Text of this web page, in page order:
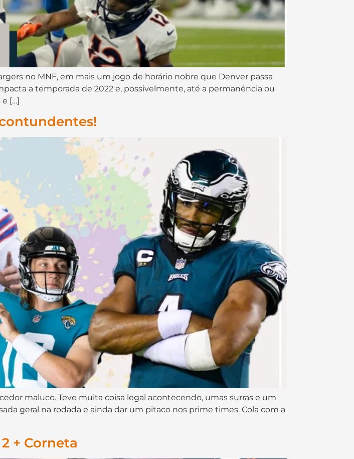
no MNF, em mais um jogo de horário nobre que Denver passa
a temporada de 2022 e, possivelmente, até a permanência ou
[…]
maluco. Teve muita coisa legal acontecendo, umas surras e um
geral na rodada e ainda dar um pitaco nos prime times. Cola com a
+ Corneta